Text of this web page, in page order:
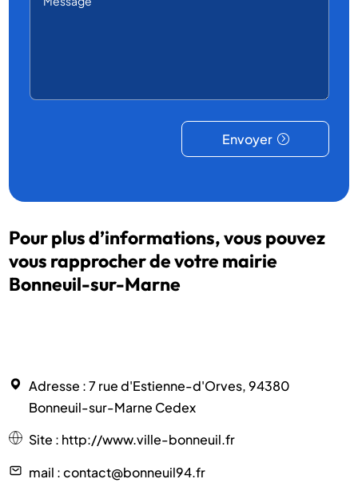
Envoyer
Pour plus d’informations, vous pouvez
vous rapprocher de votre mairie
Bonneuil-sur-Marne
Adresse : 7 rue d'Estienne-d'Orves, 94380
Bonneuil-sur-Marne Cedex
Site : http://www.ville-bonneuil.fr
mail : contact@bonneuil94.fr